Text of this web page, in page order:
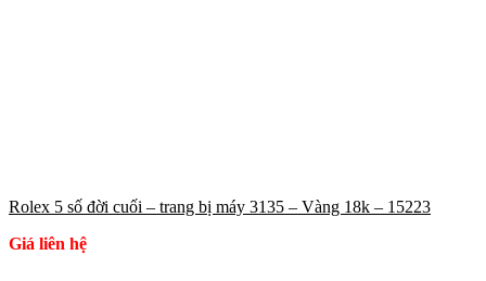
Rolex 5 số đời cuối – trang bị máy 3135 – Vàng 18k – 15223
Giá liên hệ